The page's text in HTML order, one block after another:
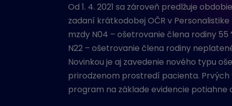
Od 1. 4. 2021 sa zároveň predlžuje
zadaní krátkodobej OČR v
mzdy N04 – ošetrovanie člena rodiny 55
N22 – ošetrovanie člena rodiny
Novinkou je aj zavedenie nového typu
prirodzenom prostredí pacienta. Prvých
program na základe evidencie potiahne